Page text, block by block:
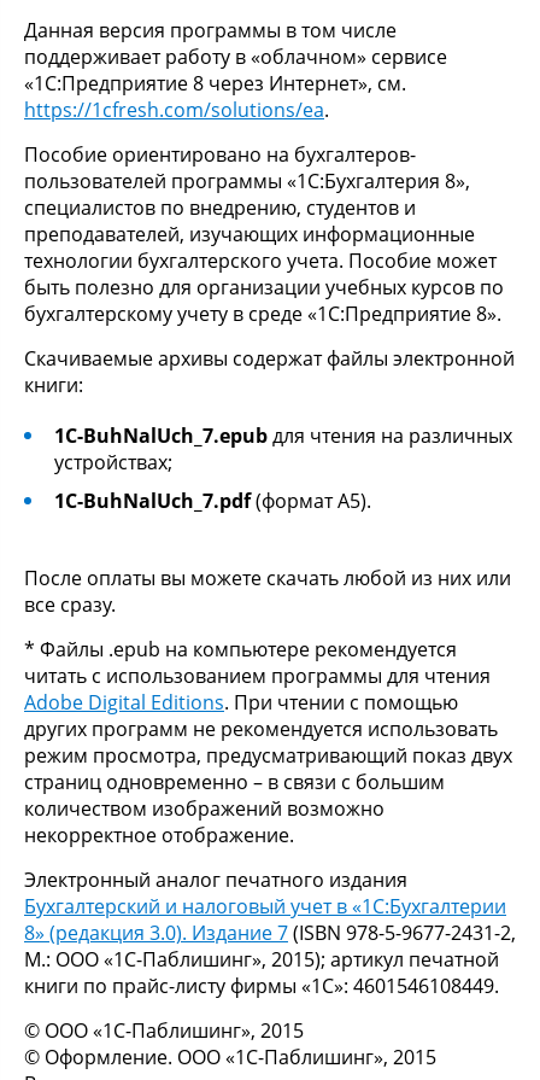
Данная версия программы в том числе
поддерживает работу в «облачном» сервисе
«1С:Предприятие 8 через Интернет», см.
https://1cfresh.com/solutions/ea.
Пособие ориентировано на бухгалтеров-
пользователей программы «1С:Бухгалтерия 8»,
специалистов по внедрению, студентов и
преподавателей, изучающих информационные
технологии бухгалтерского учета. Пособие может
быть полезно для организации учебных курсов по
бухгалтерскому учету в среде «1С:Предприятие 8».
Cкачиваемые архивы содержат файлы электронной
книги:
1C-BuhNalUch_7.epubдля чтения на различных
устройствах;
1C-BuhNalUch_7.pdf(формат А5).
После оплаты вы можете скачать любой из них или
все сразу.
* Файлы .epub на компьютере рекомендуется
читать с использованием программы для чтения
Adobe Digital Editions. При чтении с помощью
других программ не рекомендуется использовать
режим просмотра, предусматривающий показ двух
страниц одновременно – в связи с большим
количеством изображений возможно
некорректное отображение.
Электронный аналог печатного издания
Бухгалтерский и налоговый учет в «1С:Бухгалтерии
8» (редакция 3.0). Издание 7(ISBN 978-5-9677-2431-2,
М.: ООО «1С-Паблишинг», 2015); артикул печатной
книги по прайс-листу фирмы «1С»: 4601546108449.
© ООО «1С-Паблишинг», 2015
© Оформление. ООО «1С-Паблишинг», 2015